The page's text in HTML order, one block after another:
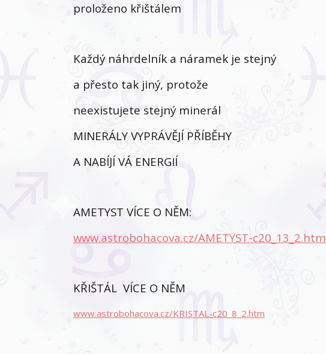
proloženo křištálem
Každý náhrdelník a náramek je stejný
a přesto tak jiný, protože
neexistujete stejný minerál
MINERÁLY VYPRÁVĚJÍ PŘÍBĚHY
A NABÍJÍ VÁ ENERGIÍ
AMETYST VÍCE O NĚM:
www.astrobohacova.cz/AMETYST-c20_13_2.htm
KŘIŠTÁL VÍCE O NĚM
www.astrobohacova.cz/KRISTAL-c20_8_2.htm